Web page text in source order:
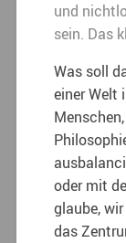
und
sein. Das
Was soll
einer Welt
oder mit
glaube,
das